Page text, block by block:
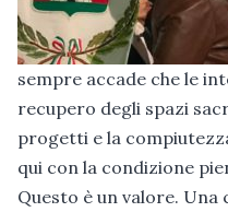
sempre accade che le
recupero degli spazi
progetti e la
qui con la condizione
Questo è un valore.